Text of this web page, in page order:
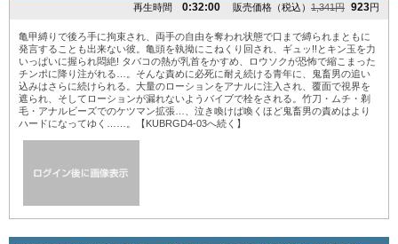
再生時間 0:32:00 販売価格（税込） 1,341円 923円
亀甲縛りで後ろ手に拘束され、両手の自由を奪われ状態で口まで縛られまともに
発言することも出来ない彼。亀頭を執拗にこねくり回され、ギュッ!!とキン玉を力
いっぱいに握られ悶絶! タバコの熱が乳首をかすめ、ロウソクが恐怖で縮こまった
チンポに降り注がれる…。そんな責めに必死に耐え続ける青年に、鬼畜男の追い
込みはさらに続けられる。大量のローションをアナルに注入され、覆面で視界を
遮られ、そしてローションが漏れないようバイブで栓をされる。竹刀・ムチ・剃
毛・アナルビーズでのケツマン拡張…、泣き喚けば喚くほど鬼畜男の責めはより
ハードになってゆく……。【KUBRGD4-03へ続く】